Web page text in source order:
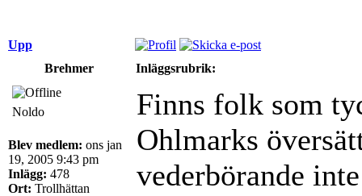
Upp
Brehmer
Inläggsrubrik:
Noldo
Blev medlem: ons jan
19, 2005 9:43 pm
Inlägg: 478
Ort: Trollhättan
Finns folk som
Ohlmarks
vederbörande